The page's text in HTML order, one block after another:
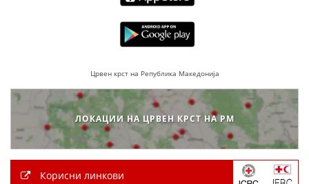
Црвен крст на Република Македонија
ЛОКАЦИИ НА ЦРВЕН КРСТ НА РМ
Корисни линкови